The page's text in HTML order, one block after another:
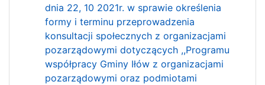
dnia 22, 10 2021r. w sprawie określenia
formy i terminu przeprowadzenia
konsultacji społecznych z organizacjami
pozarządowymi dotyczących ,,Programu
współpracy Gminy Iłów z organizacjami
pozarządowymi oraz podmiotami